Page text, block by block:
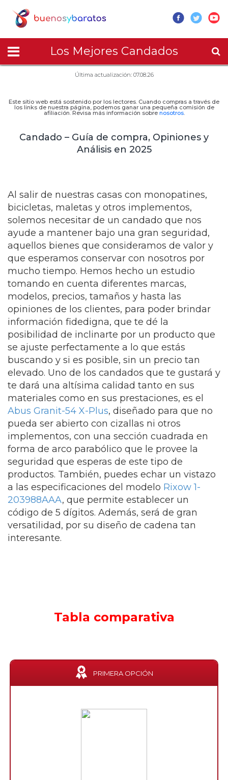
Los Mejores Candados
Última actualización: 07.08.26
Este sitio web está sostenido por los lectores. Cuando compras a través de
los links de nuestra página, podemos ganar una pequeña comisión de
afiliación. Revisa más información sobre nosotros.
Candado – Guía de compra, Opiniones y
Análisis en 2025
Al salir de nuestras casas con monopatines,
bicicletas, maletas y otros implementos,
solemos necesitar de un candado que nos
ayude a mantener bajo una gran seguridad,
aquellos bienes que consideramos de valor y
que esperamos conservar con nosotros por
mucho tiempo. Hemos hecho un estudio
tomando en cuenta diferentes marcas,
modelos, precios, tamaños y hasta las
opiniones de los clientes, para poder brindar
información fidedigna, que te dé la
posibilidad de inclinarte por un producto que
se ajuste perfectamente a lo que estás
buscando y si es posible, sin un precio tan
elevado. Uno de los candados que te gustará y
te dará una altísima calidad tanto en sus
materiales como en sus prestaciones, es el
Abus Granit-54 X-Plus, diseñado para que no
pueda ser abierto con cizallas ni otros
implementos, con una sección cuadrada en
forma de arco parabólico que le provee la
seguridad que esperas de este tipo de
productos. También, puedes echar un vistazo
a las especificaciones del modelo Rixow 1-
203988AAA, que permite establecer un
código de 5 dígitos. Además, será de gran
versatilidad, por su diseño de cadena tan
interesante.
Tabla comparativa
PRIMERA OPCIÓN